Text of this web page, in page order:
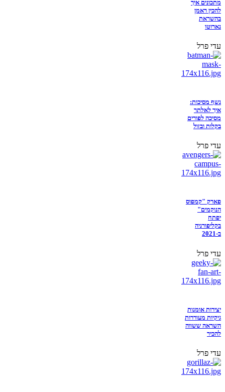
מתכונים איך
להכין ראמן
בהשראת
נארוטו
עדי פרל
נשף מסיכות:
איך לאלתר
מסיכה לפורים
בקלות ובזול
עדי פרל
פארק "קמפוס
הנוקמים"
יפתח
בקליפורניה
ב-2021
עדי פרל
יצירות אומנות
גיקיות מעוררות
השראה ששווה
להכיר
עדי פרל